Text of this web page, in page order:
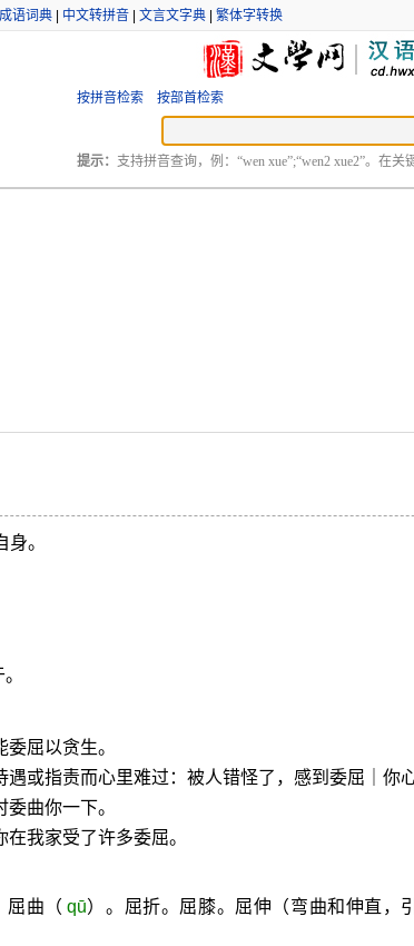
成语词典| 中文转拼音| 文言文字典| 繁体字转换
按拼音检索 按部首检索
提示： 支持拼音查询，例：“wen xue”;“wen2 xue2”。在关
。
屈以贪生。
或指责而心里难过：被人错怪了，感到委屈｜你
曲你一下。
我家受了许多委屈。
屈曲（ qū）。屈折。屈膝。屈伸（弯曲和伸直，